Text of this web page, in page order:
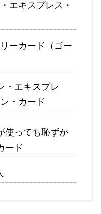
エキスプレス・
ーカード（ゴー
・エキスプレ
・カード
使っても恥ずか
ード